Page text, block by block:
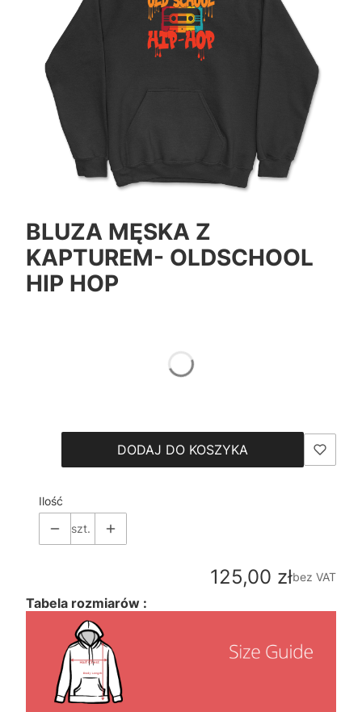
BLUZA MĘSKA Z
KAPTUREM- OLDSCHOOL
HIP HOP
DODAJ DO KOSZYKA
Ilość
szt.
Cena
125,00 złbez VAT
Tabela rozmiarów :